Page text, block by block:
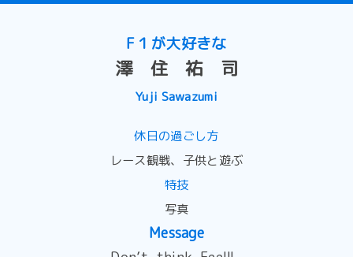
F１が大好きな
澤 住 祐 司
Yuji Sawazumi
休日の過ごし方
レース観戦、子供と遊ぶ
特技
写真
Message